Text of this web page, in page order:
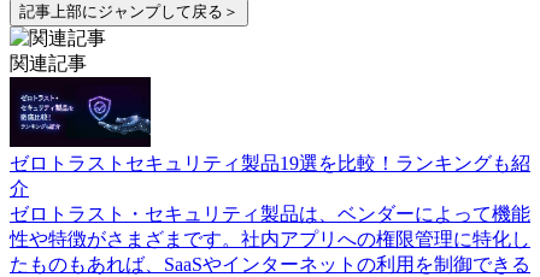
記事上部にジャンプして戻る＞
関連記事
ゼロトラストセキュリティ製品19選を比較！ランキングも紹
介
ゼロトラスト・セキュリティ製品は、ベンダーによって機能
性や特徴がさまざまです。社内アプリへの権限管理に特化し
たものもあれば、SaaSやインターネットの利用を制御できる